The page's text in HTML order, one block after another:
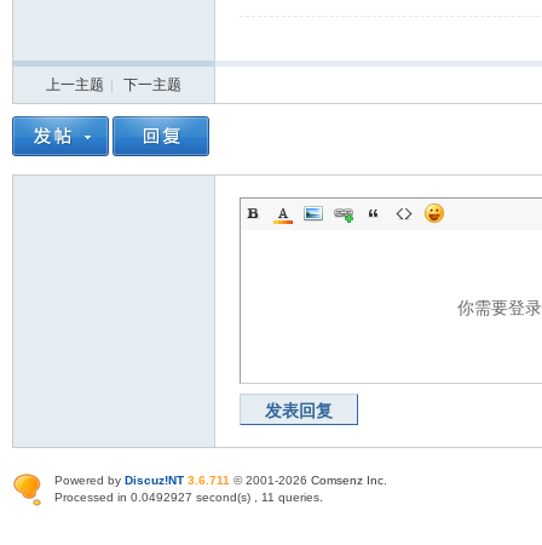
上一主题 下一主题
你需要登
发表回复
Powered by Discuz!NT 3.6.711 © 2001-2026 Comsenz Inc
Processed in 0.0492927 second(s) , 11 queries.